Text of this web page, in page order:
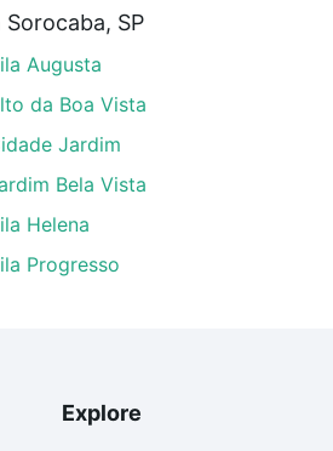
a partir de R$ 0 e com
no processo de
e conforto. Loft,
SP
Augusta
da Boa Vista
Jardim
Bela Vista
Helena
Progresso
Explore